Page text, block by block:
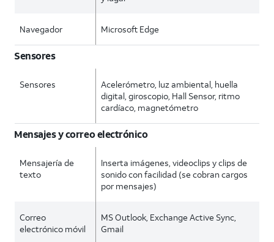
Navegador Microsoft Edge
Sensores
Sensores
Acelerómetro, luz ambiental, huella
digital, giroscopio, Hall Sensor, ritmo
cardíaco, magnetómetro
Mensajes y correo electrónico
Mensajería de
texto
Inserta imágenes, videoclips y clips de
sonido con facilidad (se cobran cargos
por mensajes)
Correo
electrónico móvil
MS Outlook, Exchange Active Sync,
Gmail